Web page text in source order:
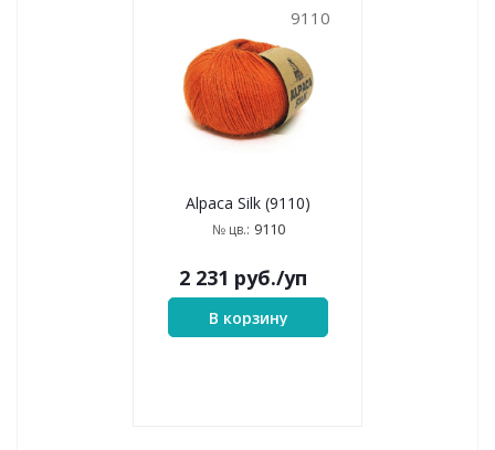
9110
Alpaca Silk (9110)
№ цв.: 9110
2 231 руб./уп
В корзину